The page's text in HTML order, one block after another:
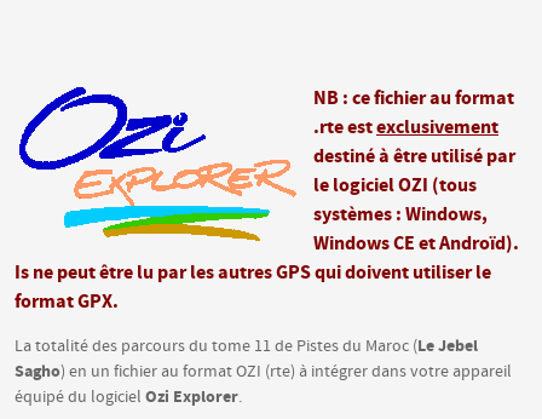
NB : ce fichier au format
.rte estexclusivement
destiné à être utilisé par
le logiciel OZI (tous
systèmes : Windows,
Windows CE et Androïd).
Is ne peut être lu par les autres GPS qui doivent utiliser le
format GPX.
La totalité des parcours du tome 11 de Pistes du Maroc (Le Jebel
Sagho) en un fichier au format OZI (rte) à intégrer dans votre appareil
équipé du logiciel Ozi Explorer.